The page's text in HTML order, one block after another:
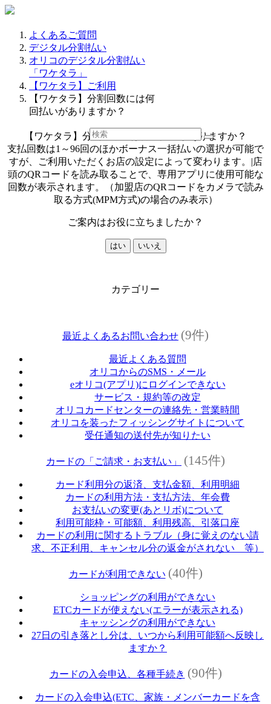
よくあるご質問
デジタル分割払い
オリコのデジタル分割払い
「ワケタラ」
【ワケタラ】ご利用
【ワケタラ】分割回数には何
回払いがありますか？
【ワケタラ】分割回数には何回払いがありますか？
支払回数は1～96回のほかボーナス一括払いの選択が可能で
すが、ご利用いただくお店の設定によって変わります。|店
頭のQRコードを読み取ることで、専用アプリに使用可能な
回数が表示されます。（加盟店のQRコードをカメラで読み
取る方式(MPM方式)の場合のみ表示）
ご案内はお役に立ちましたか？
はい いいえ
カテゴリー
最近よくあるお問い合わせ (9件)
最近よくある質問
オリコからのSMS・メール
eオリコ(アプリ)にログインできない
サービス・規約等の改定
オリコカードセンターの連絡先・営業時間
オリコを装ったフィッシングサイトについて
受任通知の送付先が知りたい
カードの「ご請求・お支払い」 (145件)
カード利用分の返済、支払金額、利用明細
カードの利用方法・支払方法、年会費
お支払いの変更(あとリボ)について
利用可能枠・可能額、利用残高、引落口座
カードの利用に関するトラブル（身に覚えのない請
求、不正利用、キャンセル分の返金がされない 等）
カードが利用できない (40件)
ショッピングの利用ができない
ETCカードが使えない(エラーが表示される)
キャッシングの利用ができない
27日の引き落とし分は、いつから利用可能額へ反映し
ますか？
カードの入会申込、各種手続き (90件)
カードの入会申込(ETC、家族・メンバーカードを含